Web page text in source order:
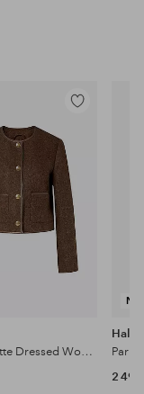
Tilføj
favoritter
Jakke Ninette Dressed Wool Jacket
Halti
2